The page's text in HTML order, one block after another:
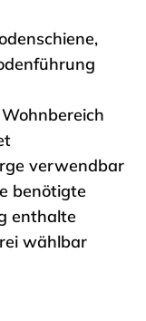
verwendbar
benötigte
enthalte
wählbar